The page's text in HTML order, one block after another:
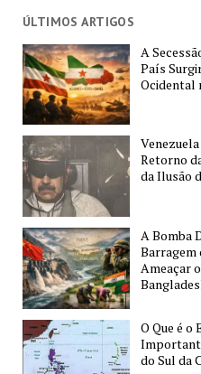
ÚLTIMOS ARTIGOS
A
País
Ocidental
Retorno
da Ilusão
A Bomba
Barragem
Ameaçar
O Que é o
do Sul da